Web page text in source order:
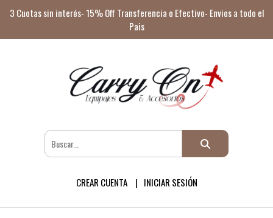
3 Cuotas sin interés- 15% Off Transferencia o Efectivo- Envios a todo el
Pais
CREAR CUENTA INICIAR SESIÓN